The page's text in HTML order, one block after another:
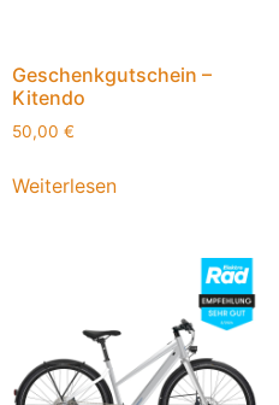
Geschenkgutschein –
Kitendo
50,00 €
Weiterlesen